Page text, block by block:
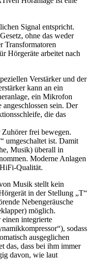
Signal entspricht.
ohne das weder
Transformatoren
Hörgeräte arbeitet nach
Verstärker und der
kann an ein
ein Mikrofon
sein. Der
die das
frei bewegen.
umgeschaltet ist. Damit
Musik) überall in
Moderne Anlagen
Qualität.
Musik stellt kein
in der Stellung „T“
Nebengeräusche
möglich.
integrierte
sodass
ausgeglichen
das, dass bei ihm immer
davon, wie laut